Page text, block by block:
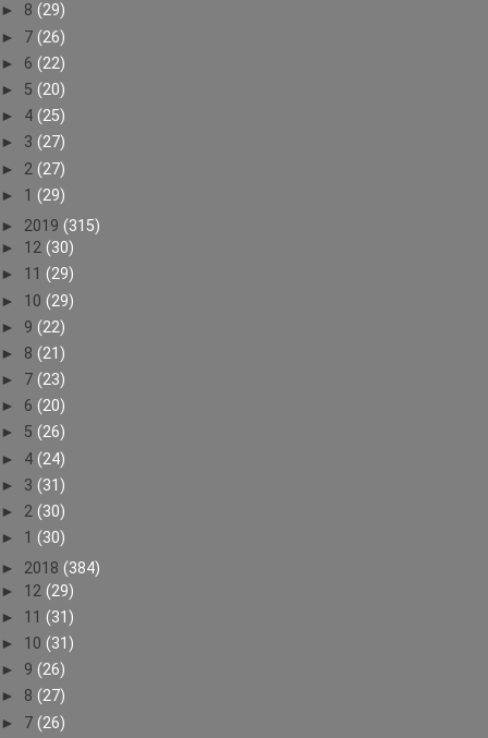
► 8 (29)
► 7 (26)
► 6 (22)
► 5 (20)
► 4 (25)
► 3 (27)
► 2 (27)
► 1 (29)
► 2019 (315)
► 12 (30)
► 11 (29)
► 10 (29)
► 9 (22)
► 8 (21)
► 7 (23)
► 6 (20)
► 5 (26)
► 4 (24)
► 3 (31)
► 2 (30)
► 1 (30)
► 2018 (384)
► 12 (29)
► 11 (31)
► 10 (31)
► 9 (26)
► 8 (27)
► 7 (26)